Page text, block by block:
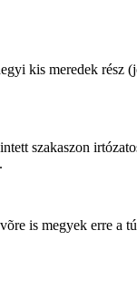
kis meredek rész
szakaszon
is megyek erre a